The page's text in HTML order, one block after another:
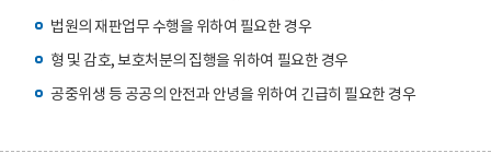
법원의 재판업무 수행을 위하여 필요한 경우
형 및 감호, 보호처분의 집행을 위하여 필요한 경우
공중위생 등 공공의 안전과 안녕을 위하여 긴급히 필요한 경우